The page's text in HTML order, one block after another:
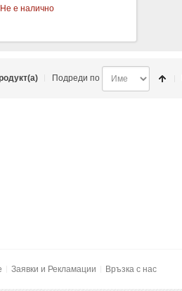
Не е налично
Подреди по
Заявки и Рекламации Връзка с нас